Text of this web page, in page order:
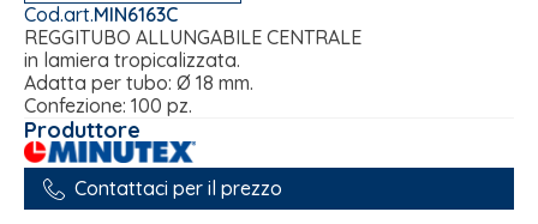
Cod.art.MIN6163C
REGGITUBO ALLUNGABILE CENTRALE
in lamiera tropicalizzata.
Adatta per tubo: Ø 18 mm.
Confezione: 100 pz.
Produttore
Contattaci per il prezzo